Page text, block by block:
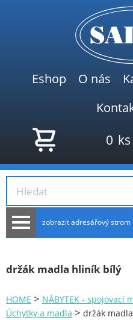
Eshop O nás
0 ks
zobrazit adresářový strom
NOVINKY
Plachty
držák madla hliník bílý
HOME > NÁBYTEK -
Úchytky a madla > držák